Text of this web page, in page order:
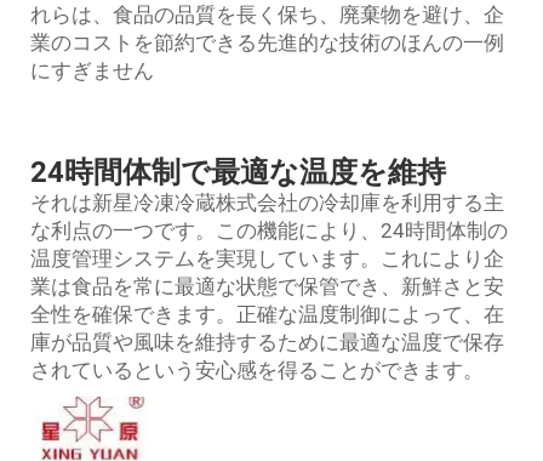
れらは、食品の品質を長く保ち、廃棄物を避け、企
業のコストを節約できる先進的な技術のほんの一例
にすぎません
24時間体制で最適な温度を維持
それは新星冷凍冷蔵株式会社の冷却庫を利用する主
な利点の一つです。この機能により、24時間体制の
温度管理システムを実現しています。これにより企
業は食品を常に最適な状態で保管でき、新鮮さと安
全性を確保できます。正確な温度制御によって、在
庫が品質や風味を維持するために最適な温度で保存
されているという安心感を得ることができます。